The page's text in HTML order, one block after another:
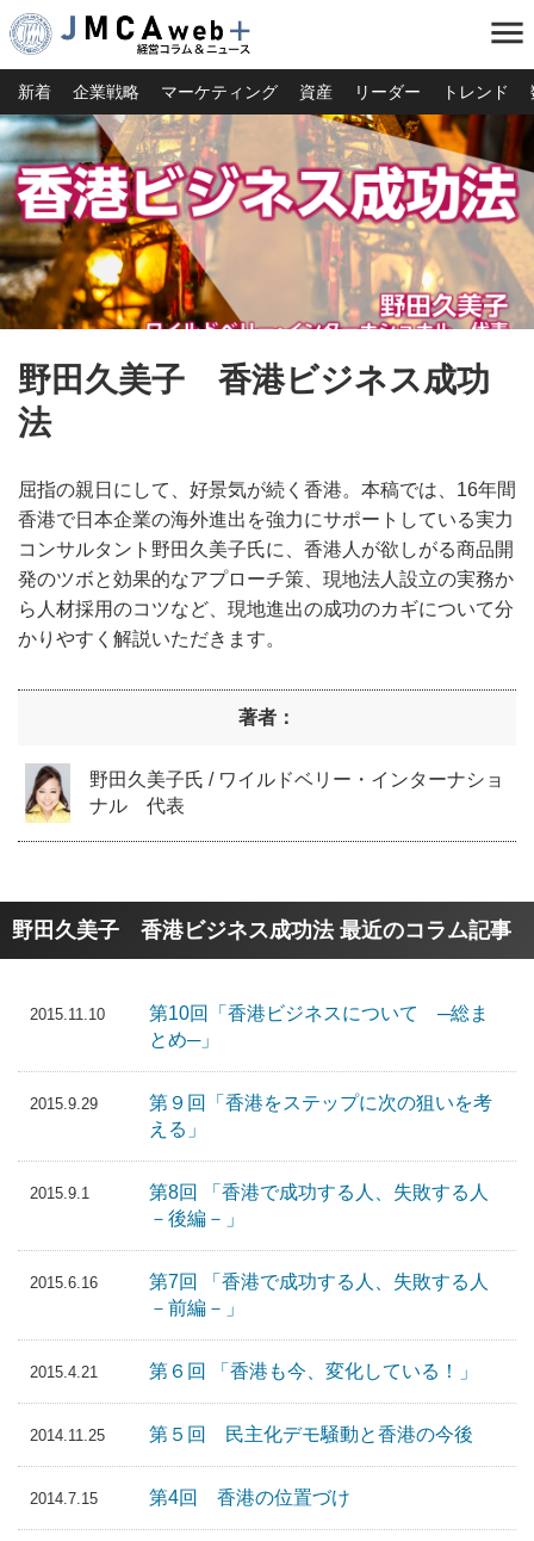
menu
新着 企業戦略 マーケティング 資産 リーダー トレンド
野田久美子 香港ビジネス成功
法
屈指の親日にして、好景気が続く香港。本稿では、16年間
香港で日本企業の海外進出を強力にサポートしている実力
コンサルタント野田久美子氏に、香港人が欲しがる商品開
発のツボと効果的なアプローチ策、現地法人設立の実務か
ら人材採用のコツなど、現地進出の成功のカギについて分
かりやすく解説いただきます。
著者：
野田久美子氏 / ワイルドベリー・インターナショ
ナル 代表
野田久美子 香港ビジネス成功法 最近のコラム記事
2015.11.10
第10回「香港ビジネスについて ─総ま
とめ─」
2015.9.29
第９回「香港をステップに次の狙いを考
える」
2015.9.1
第8回 「香港で成功する人、失敗する人
－後編－」
2015.6.16
第7回 「香港で成功する人、失敗する人
－前編－」
2015.4.21 第６回 「香港も今、変化している！」
2014.11.25 第５回 民主化デモ騒動と香港の今後
2014.7.15 第4回 香港の位置づけ